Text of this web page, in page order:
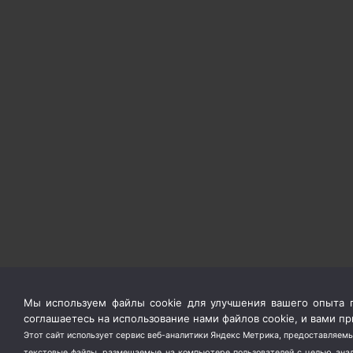
Мы используем файлы cookie для улучшения вашего опыта
соглашаетесь на использование нами файлов cookie, и вами
Этот сайт использует сервис веб-аналитики Яндекс Метрика,